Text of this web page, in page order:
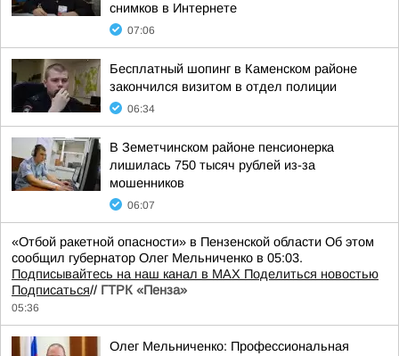
снимков в Интернете
07:06
Бесплатный шопинг в Каменском районе
закончился визитом в отдел полиции
06:34
В Земетчинском районе пенсионерка
лишилась 750 тысяч рублей из-за
мошенников
06:07
«Отбой ракетной опасности» в Пензенской области Об этом
сообщил губернатор Олег Мельниченко в 05:03.
Подписывайтесь на наш канал в MAX Поделиться новостью
Подписаться// ГТРК «Пенза»
05:36
Олег Мельниченко: Профессиональная